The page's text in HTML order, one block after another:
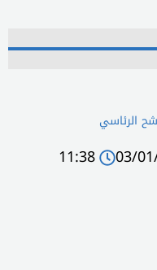
الرئاسي
03/
11:38